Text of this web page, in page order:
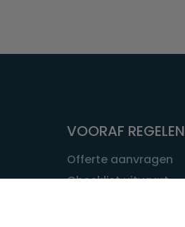
VOORAF REGELEN
Offerte aanvragen
Checklist uitvaart